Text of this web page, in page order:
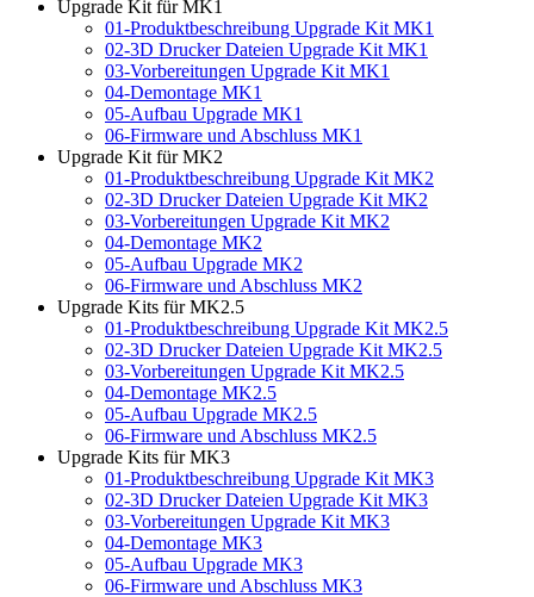
Upgrade Kit für MK1
01-Produktbeschreibung Upgrade Kit MK1
02-3D Drucker Dateien Upgrade Kit MK1
03-Vorbereitungen Upgrade Kit MK1
04-Demontage MK1
05-Aufbau Upgrade MK1
06-Firmware und Abschluss MK1
Upgrade Kit für MK2
01-Produktbeschreibung Upgrade Kit MK2
02-3D Drucker Dateien Upgrade Kit MK2
03-Vorbereitungen Upgrade Kit MK2
04-Demontage MK2
05-Aufbau Upgrade MK2
06-Firmware und Abschluss MK2
Upgrade Kits für MK2.5
01-Produktbeschreibung Upgrade Kit MK2.5
02-3D Drucker Dateien Upgrade Kit MK2.5
03-Vorbereitungen Upgrade Kit MK2.5
04-Demontage MK2.5
05-Aufbau Upgrade MK2.5
06-Firmware und Abschluss MK2.5
Upgrade Kits für MK3
01-Produktbeschreibung Upgrade Kit MK3
02-3D Drucker Dateien Upgrade Kit MK3
03-Vorbereitungen Upgrade Kit MK3
04-Demontage MK3
05-Aufbau Upgrade MK3
06-Firmware und Abschluss MK3